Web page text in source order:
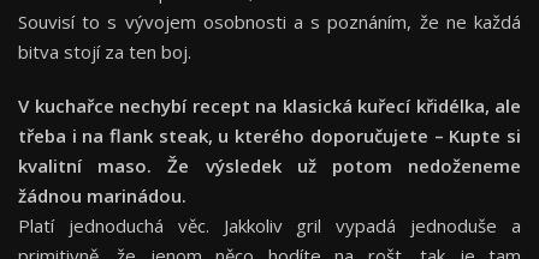
Souvisí to s vývojem osobnosti a s poznáním, že ne každá
bitva stojí za ten boj.
V kuchařce nechybí recept na klasická kuřecí křidélka, ale
třeba i na flank steak, u kterého doporučujete – Kupte si
kvalitní maso. Že výsledek už potom nedoženeme
žádnou marinádou.
Platí jednoduchá věc. Jakkoliv gril vypadá jednoduše a